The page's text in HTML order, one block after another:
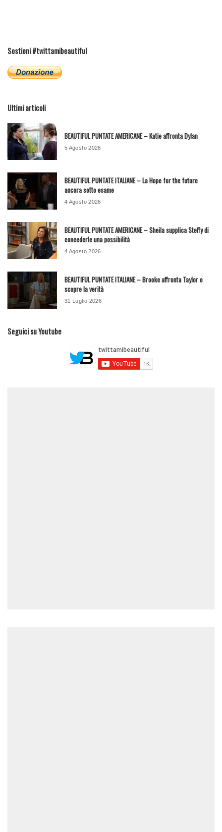
Sostieni #twittamibeautiful
Ultimi articoli
BEAUTIFUL PUNTATE AMERICANE – Katie affronta Dylan
5 Agosto 2026
BEAUTIFUL PUNTATE ITALIANE – La Hope for the future
ancora sotto esame
4 Agosto 2026
BEAUTIFUL PUNTATE AMERICANE – Sheila supplica Steffy di
concederle una possibilità
4 Agosto 2026
BEAUTIFUL PUNTATE ITALIANE – Brooke affronta Taylor e
scopre la verità
31 Luglio 2026
Seguici su Youtube